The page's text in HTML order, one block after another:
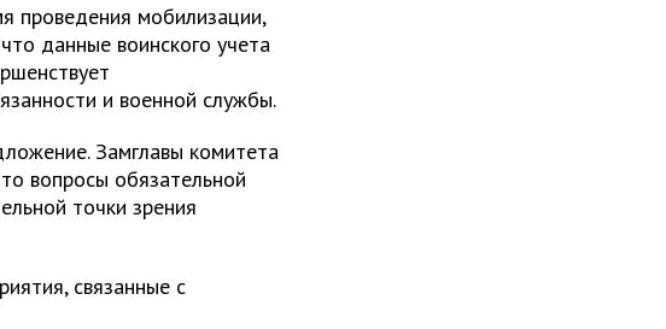
проведения мобилизации,
данные воинского учета
и военной службы.
Замглавы комитета
вопросы обязательной
точки зрения
связанные с